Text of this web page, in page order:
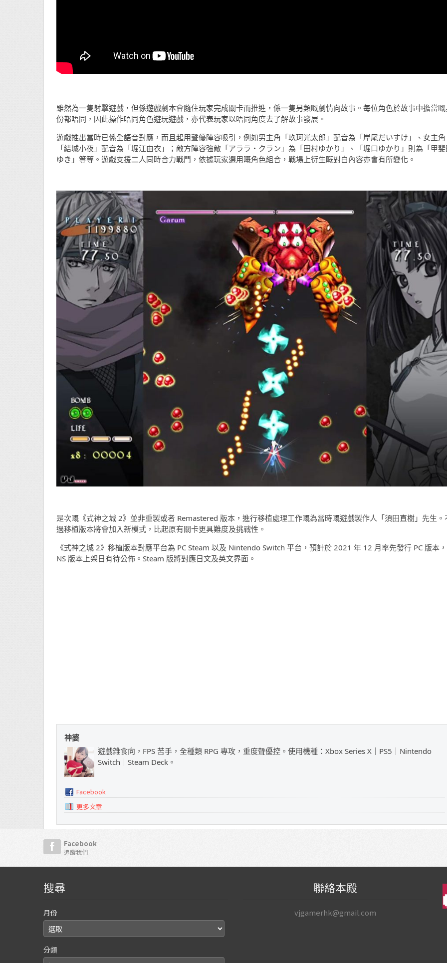
雖然為一隻射擊遊戲，但係遊戲劇本會隨住玩家完成關卡而推進，係一隻另類嘅劇情向故事。每位角色於故事中擔當
份都唔同，因此操作唔同角色遊玩遊戲，亦代表玩家以唔同角度去了解故事發展。
遊戲推出當時已係全語音對應，而且起用聲優陣容吸引，例如男主角「玖珂光太郎」配音為「岸尾だいすけ」、女主角
「結城小夜」配音為「堀江由衣」；敵方陣容強敵「アララ・クラン」為「田村ゆかり」、「堀口ゆかり」則為「甲
ゆき」等等。遊戲支援二人同時合力戰鬥，依據玩家選用嘅角色組合，戰場上衍生嘅對白內容亦會有所變化。
是次嘅《式神之城 2》並非重製或者 Remastered 版本，進行移植處理工作嘅為當時嘅遊戲製作人「須田直樹」先生。
過移植版本將會加入新模式，比起原有關卡更具難度及挑戰性。
《式神之城 2》移植版本對應平台為 PC Steam 以及 Nintendo Switch 平台，預計於 2021 年 12 月率先發行 PC 版本，
NS 版本上架日有待公佈。Steam 版將對應日文及英文界面。
神婆
遊戲雜食向，FPS 苦手，全種類 RPG 專攻，重度聲優控。使用機種：Xbox Series X｜PS5｜Nintendo
Switch｜Steam Deck。
Facebook
更多文章
Facebook
追蹤我們
搜尋
月份
分類
聯絡本殿
vjgamerhk@gmail.com